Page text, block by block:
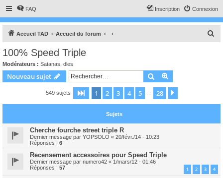
FAQ Connexion
Inscription
Accueil TAD Accueil du forum
c
100% Speed Triple
Modérateurs : Satanas dles
Nouveau sujet Rechercher
549 sujets Page 1sur28
1 2 3 4 5 28
Sujets
Cherche fourche street triple R
Dernier message par YOPSOLO « 20/févr./14 - 10:23
Réponses : 6
Recensement accessoires pour Speed Triple
Dernier message par numero42 « 1/mars/12 - 01:46
Réponses : 57 1 2 3 4